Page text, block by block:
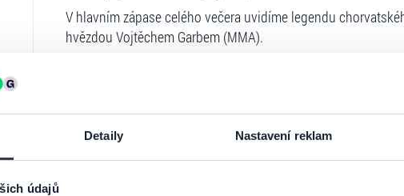
Detaily Nastavení reklam
údajů
V hlavním zápase celého večera uvidíme legendu
hvězdou Vojtěchem Garbem (MMA).
Ostravské hradby je před Leem Brichtem připraven bránit
Sparťan David Hošek je při chuti! Před ostravskými
srbské hvězdy Nenada Avramoviće (MMA).
Kromě toho jsou jména jako Jakub Benko, Pavel Šach,
zápasů. Nepromeškejte proto tuto událost a připravte se na